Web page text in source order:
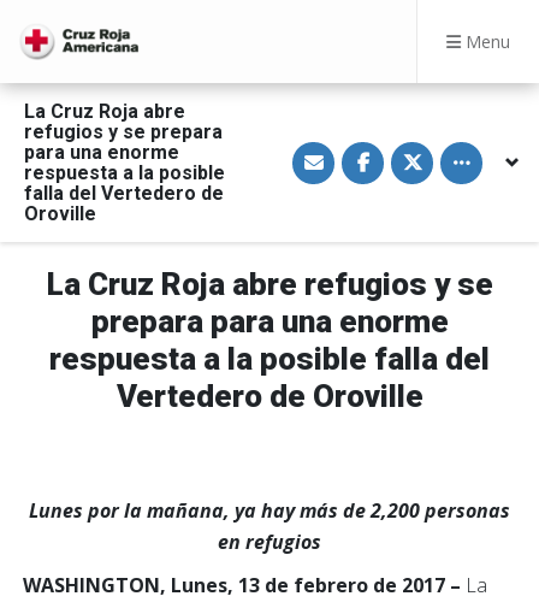
Menu
La Cruz Roja abre
refugios y se prepara
para una enorme
respuesta a la posible
falla del Vertedero de
Oroville
S
h
a
i
E
m
a
i
l
S
h
a
n
a
c
e
b
o
S
h
a
n
w
i
t
t
e
r
Toggle
La Cruz Roja abre refugios y se
prepara para una enorme
respuesta a la posible falla del
Vertedero de Oroville
Lunes por la mañana, ya hay más de 2,200 personas
en refugios
WASHINGTON, Lunes, 13 de febrero de 2017 – La